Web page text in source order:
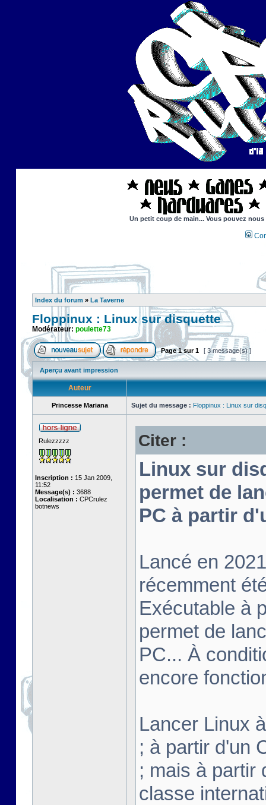
Un petit coup de main... Vous pouvez
Index du forum » La Taverne
Floppinux : Linux sur disquette
Modérateur: poulette73
Page1sur1 [ 3 message(s) ]
Aperçu avant impression
Auteur
Princesse Mariana Sujet du message : Floppinux : Linux sur
Rulezzzzz
Inscription : 15 Jan 2009,
11:52
Message(s) : 3688
Localisation : CPCrulez
botnews
Citer :
Linux sur
permet de
PC à partir
Lancé en
récemment
Exécutable à
permet de
PC... À
encore
Lancer Linux
; à partir d'un
; mais à partir
classe